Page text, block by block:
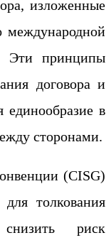
изложенные
международной
Эти принципы
договора и
единообразие в
сторонами.
(CISG)
толкования
риск